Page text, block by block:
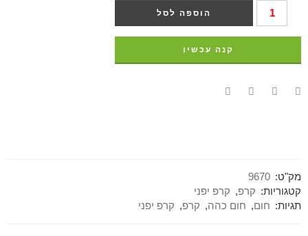
הוספה לסל
קנה עכשיו
מק"ט: 9670
קטגוריות: קרפ, קרפ יפני
תגיות: חום, חום כהה, קרפ, קרפ יפני